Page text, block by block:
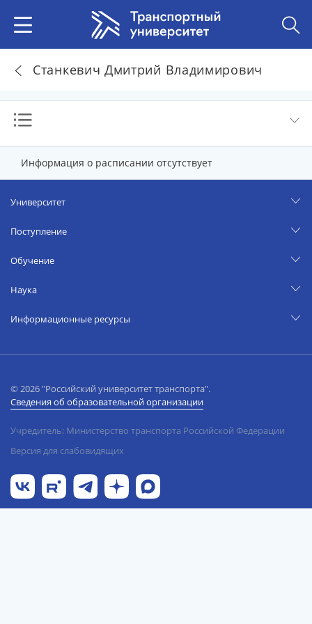
Станкевич Дмитрий Владимирович
Информация о расписании отсутствует
Университет
Поступление
Обучение
Наука
Информационные ресурсы
© 2026 "Российский университет транспорта".
Сведения об образовательной организации
Учредитель: Министерство транспорта Российской Федерации
Версия для слабовидящих